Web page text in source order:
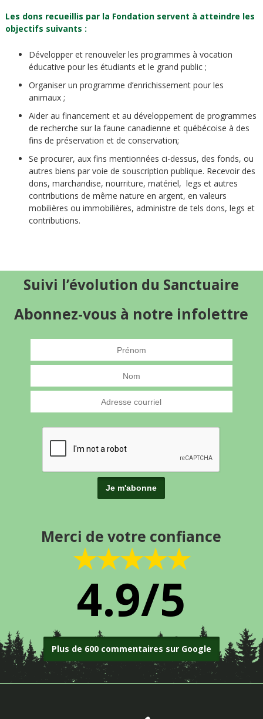
Les dons recueillis par la Fondation servent à atteindre les
objectifs suivants :
Développer et renouveler les programmes à vocation
éducative pour les étudiants et le grand public ;
Organiser un programme d’enrichissement pour les
animaux ;
Aider au financement et au développement de programmes
de recherche sur la faune canadienne et québécoise à des
fins de préservation et de conservation;
Se procurer, aux fins mentionnées ci-dessus, des fonds, ou
autres biens par voie de souscription publique. Recevoir des
dons, marchandise, nourriture, matériel, legs et autres
contributions de même nature en argent, en valeurs
mobilières ou immobilières, administre de tels dons, legs et
contributions.
Suivi l’évolution du Sanctuaire
Abonnez-vous à notre infolettre
Merci de votre confiance
★★★★★
4.9/5
Plus de 600 commentaires sur Google